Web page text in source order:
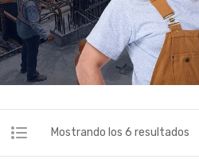
Mostrando los 6 resultados